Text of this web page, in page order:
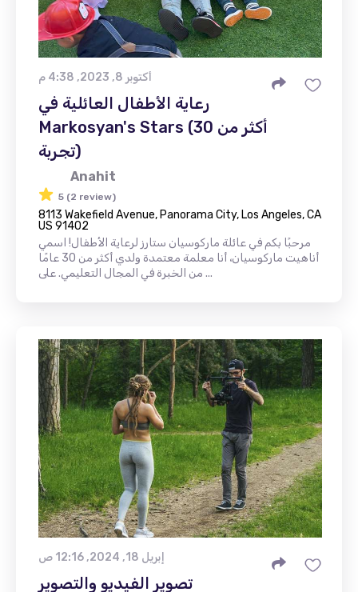
أكتوبر 8, 2023, 4:38 م
رعاية الأطفال العائلية في
Markosyan's Stars (أكثر من 30
تجربة)
Anahit
5 (2 review)
8113 Wakefield Avenue, Panorama City, Los Angeles, CA
US 91402
مرحبًا بكم في عائلة ماركوسيان ستارز لرعاية الأطفال! اسمي
أناهيت ماركوسيان، أنا معلمة معتمدة ولدي أكثر من 30 عامًا
من الخبرة في المجال التعليمي. على ...
إبريل 18, 2024, 12:16 ص
تصوير الفيديو والتصوير